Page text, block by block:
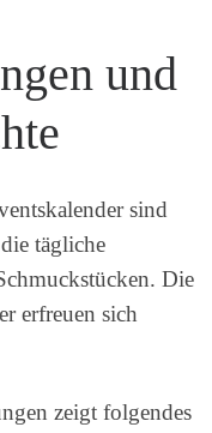
und
sind
tägliche
Die
erfreuen sich
zeigt folgendes